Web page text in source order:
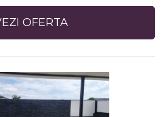
OFERTA